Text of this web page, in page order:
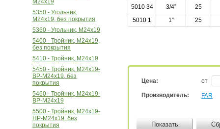
М24х19
5350 - Угольник,
М24х19, без покрытия
5360 - Угольник, М24х19
5400 - Тройник, М24х19,
без покрытия
5410 - Тройник, М24х19
5450 - Тройник, М24х19-
ВР-М24х19, без
покрытия
5460 - Тройник, М24х19-
ВР-М24х19
5500 - Тройник, М24х19-
НР-М24х19, без
покрытия
5010 34
3/4”
25
5010 1
1” 25
Цена: от
Производитель: FAR
Показать